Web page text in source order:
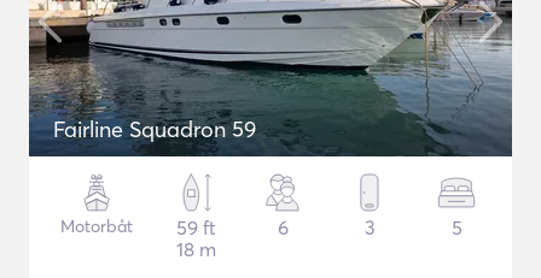
Fairline Squadron 59
Motorbåt
59 ft
18 m
6 3 5